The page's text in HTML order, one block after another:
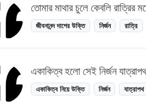
তোমার মাথার চুলে কেবলি
জীবনানন্দ দাশের উক্তি নির্জন রাত্রি
একাকিত্ব হলো সেই নির্জন
একাকিত্ব নিয়ে উক্তি নির্জন যাত্রাপথ